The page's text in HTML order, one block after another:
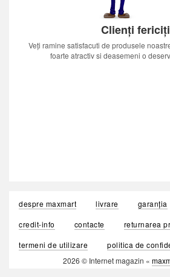
Clienți fericiți
Veți ramine satisfacuti de produsele
foarte atractiv si deasemeni o
despre maxmart livrare garanția
credit-info
contacte
returnarea
termeni de utilizare
politica de
2026 © Internet magazin «